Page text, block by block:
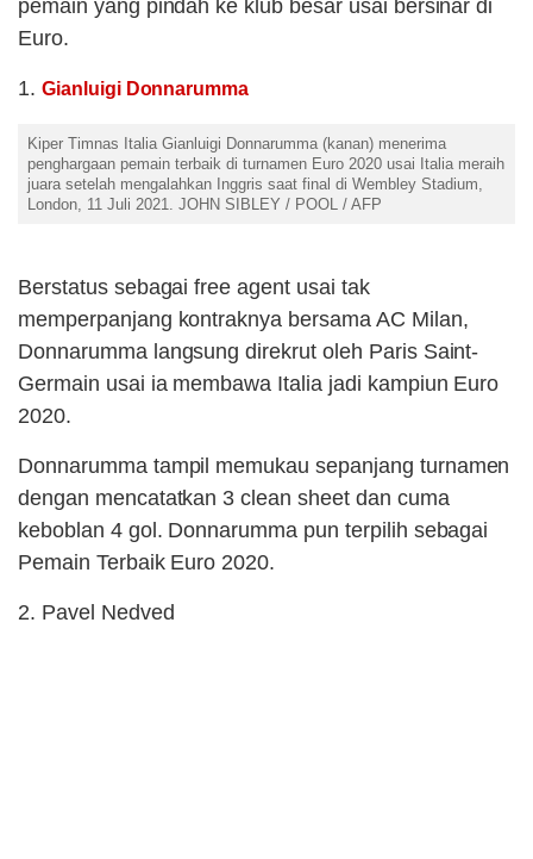
pemain yang pindah ke klub besar usai bersinar di
Euro.
1. Gianluigi Donnarumma
Kiper Timnas Italia Gianluigi Donnarumma (kanan) menerima
penghargaan pemain terbaik di turnamen Euro 2020 usai Italia meraih
juara setelah mengalahkan Inggris saat final di Wembley Stadium,
London, 11 Juli 2021. JOHN SIBLEY / POOL / AFP
Berstatus sebagai free agent usai tak
memperpanjang kontraknya bersama AC Milan,
Donnarumma langsung direkrut oleh Paris Saint-
Germain usai ia membawa Italia jadi kampiun Euro
2020.
Donnarumma tampil memukau sepanjang turnamen
dengan mencatatkan 3 clean sheet dan cuma
keboblan 4 gol. Donnarumma pun terpilih sebagai
Pemain Terbaik Euro 2020.
2. Pavel Nedved